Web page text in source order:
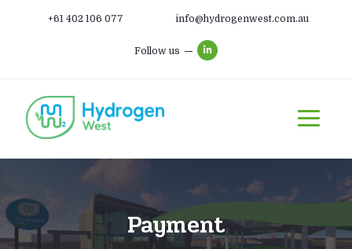
+61 402 106 077 info@hydrogenwest.com.au
Follow us
Payment